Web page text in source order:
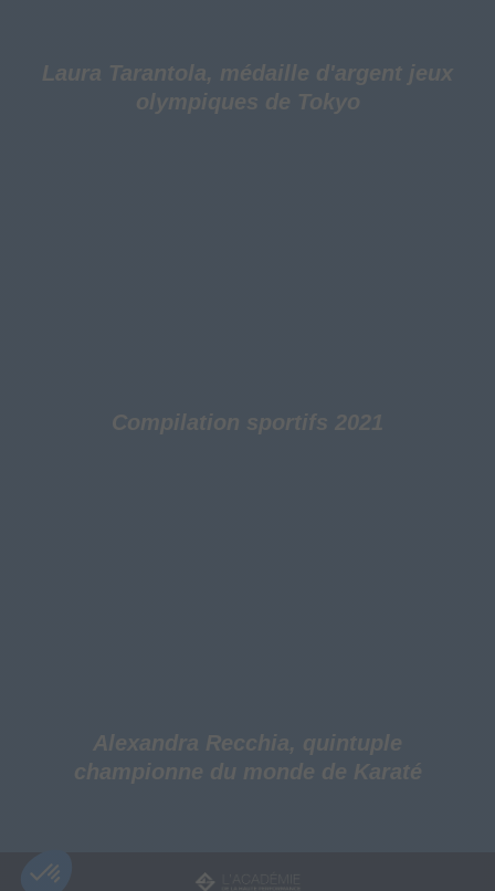
Laura Tarantola, médaille d'argent jeux
olympiques de Tokyo
Compilation sportifs 2021
Alexandra Recchia, quintuple
championne du monde de Karaté